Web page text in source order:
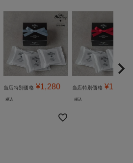
当店特別価格 ¥1,280
税込
当店特別価格 ¥1,280
税込